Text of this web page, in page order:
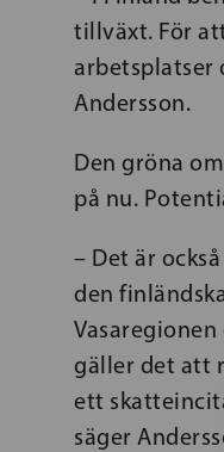
tillväxt. För
arbetsplatser
Andersson.
Den gröna
på nu.
– Det är
den
gäller det att
ett
säger